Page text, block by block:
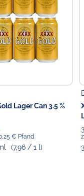
Lager Can 3.5 %
€ Pfand
(7,96 / 1 l)